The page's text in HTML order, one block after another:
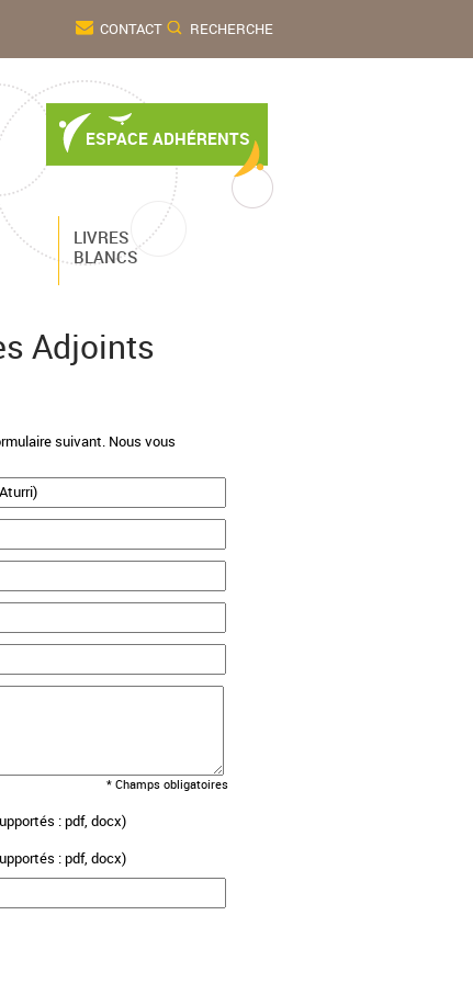
CONTACT RECHERCHE
ESPACE ADHÉRENTS
LIVRES
BLANCS
Adjoints
suivant. Nous vous
* Champs obligatoires
: pdf, docx)
: pdf, docx)